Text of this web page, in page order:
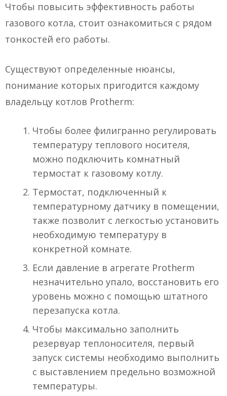
Чтобы повысить эффективность работы
газового котла, стоит ознакомиться с рядом
тонкостей его работы.
Существуют определенные нюансы,
понимание которых пригодится каждому
владельцу котлов Protherm:
Чтобы более филигранно регулировать
температуру теплового носителя,
можно подключить комнатный
термостат к газовому котлу.
Термостат, подключенный к
температурному датчику в помещении,
также позволит с легкостью установить
необходимую температуру в
конкретной комнате.
Если давление в агрегате Protherm
незначительно упало, восстановить его
уровень можно с помощью штатного
перезапуска котла.
Чтобы максимально заполнить
резервуар теплоносителя, первый
запуск системы необходимо выполнить
с выставлением предельно возможной
температуры.